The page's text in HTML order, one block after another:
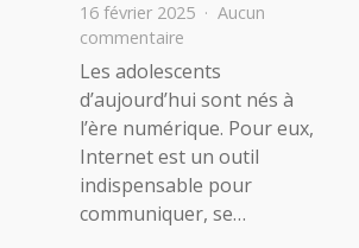
16 février 2025
Aucun
commentaire
Tchatche
ado
:
le
guide
pour
trouver
Les adolescents
d’aujourd’hui sont nés à
l’ère numérique. Pour eux,
Internet est un outil
indispensable pour
communiquer, se…